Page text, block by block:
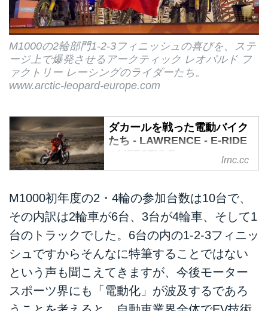
M1000の2輪部門1-2-3フィニッシュの喜びを、ステ
ージ上で爆発させるアークティック レオパルド フ
ァクトリー レーシングのライダーたち。
www.arctic-leopard-europe.com
ダカールを戦った電動バイク
たち - LAWRENCE - E-RIDE
今月、サウジアラビアを舞台に熱
カールラリー。今年度から開始さ
れたロー&ゼロエミッションモデ
ルを対象とするダカール フュー
チャー ミッション1000（以下
M1000）クラスでは、6台の電動
バイクが同クラスの最大勢力とし
て参戦したことが話題となりまし
た。
lrnc.cc
M1000初年度の2・4輪の参加台数は10台で、
その内訳は2輪車が6台、3台が4輪車、そして1
台のトラックでした。6台の内の1-2-3フィニッ
シュですからそんなに特筆することではない
という声も聞こえてきますが、今後モーター
スポーツ界にも「電動化」が波及するであろ